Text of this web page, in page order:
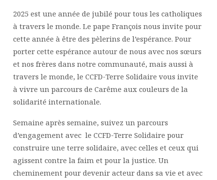
–
SEMONS
DES
SIGNES
D’ESPÉRANCE
2025 est une année de jubilé pour tous les catholiques
à travers le monde. Le pape François nous invite pour
cette année à être des pèlerins de l’espérance. Pour
porter cette espérance autour de nous avec nos sœurs
et nos frères dans notre communauté, mais aussi à
travers le monde, le CCFD-Terre Solidaire vous invite
à vivre un parcours de Carême aux couleurs de la
solidarité internationale.
Semaine après semaine, suivez un parcours
d’engagement avec le CCFD-Terre Solidaire pour
construire une terre solidaire, avec celles et ceux qui
agissent contre la faim et pour la justice. Un
cheminement pour devenir acteur dans sa vie et avec